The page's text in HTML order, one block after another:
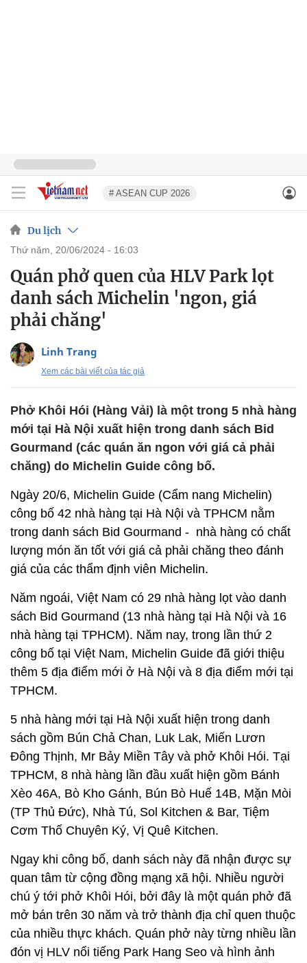
# ASEAN CUP 2026
Du lịch
thứ năm, 20/06/2024 - 16:03
Quán phở quen của HLV Park lọt
danh sách Michelin 'ngon, giá
phải chăng'
Linh Trang
Xem các bài viết của tác giả
Phở Khôi Hói (Hàng Vải) là một trong 5 nhà hàng
mới tại Hà Nội xuất hiện trong danh sách Bid
Gourmand (các quán ăn ngon với giá cả phải
chăng) do Michelin Guide công bố.
Ngày 20/6, Michelin Guide (Cẩm nang Michelin)
công bố 42 nhà hàng tại Hà Nội và TPHCM nằm
trong danh sách Bid Gourmand - nhà hàng có chất
lượng món ăn tốt với giá cả phải chăng theo đánh
giá của các thẩm định viên Michelin.
Năm ngoái, Việt Nam có 29 nhà hàng lọt vào danh
sách Bid Gourmand (13 nhà hàng tại Hà Nội và 16
nhà hàng tại TPHCM). Năm nay, trong lần thứ 2
công bố tại Việt Nam, Michelin Guide đã giới thiệu
thêm 5 địa điểm mới ở Hà Nội và 8 địa điểm mới tại
TPHCM.
5 nhà hàng mới tại Hà Nội xuất hiện trong danh
sách gồm Bún Chả Chan, Luk Lak, Miến Lươn
Đông Thịnh, Mr Bảy Miền Tây và phở Khôi Hói. Tại
TPHCM, 8 nhà hàng lần đầu xuất hiện gồm Bánh
Xèo 46A, Bò Kho Gánh, Bún Bò Huế 14B, Mặn Mòi
(TP Thủ Đức), Nhà Tú, Sol Kitchen & Bar, Tiệm
Cơm Thố Chuyên Ký, Vị Quê Kitchen.
Ngay khi công bố, danh sách này đã nhận được sự
quan tâm từ cộng đồng mạng xã hội. Nhiều người
chú ý tới phở Khôi Hói, bởi đây là một quán phở đã
mở bán trên 30 năm và trở thành địa chỉ quen thuộc
của nhiều thực khách. Quán phở này từng nhiều lần
đón vị HLV nổi tiếng Park Hang Seo và hình ảnh